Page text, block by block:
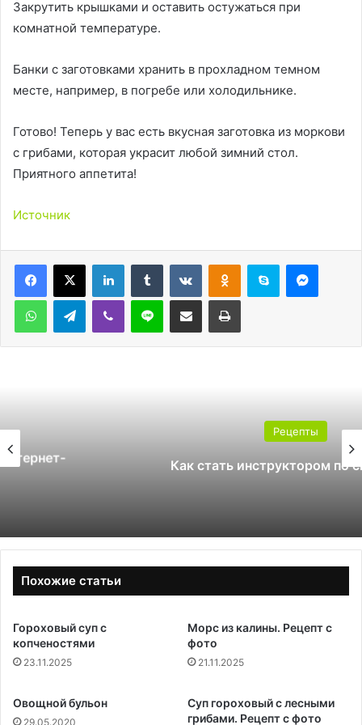
Закрутить крышками и оставить остужаться при
комнатной температуре.
Банки с заготовками хранить в прохладном темном
месте, например, в погребе или холодильнике.
Готово! Теперь у вас есть вкусная заготовка из моркови
с грибами, которая украсит любой зимний стол.
Приятного аппетита!
Источник
LinkedInTumblr ВконтактеОдноклассники
Skype
WhatsAppTelegramViber Line Поделиться через электронную почту Печатать
Как стать инструктором по сноуборду
Похожие статьи
Гороховый суп с
копченостями
23.11.2025
Морс из калины. Рецепт с
фото
21.11.2025
Овощной бульон
29.05.2020
Суп гороховый с лесными
грибами. Рецепт с фото